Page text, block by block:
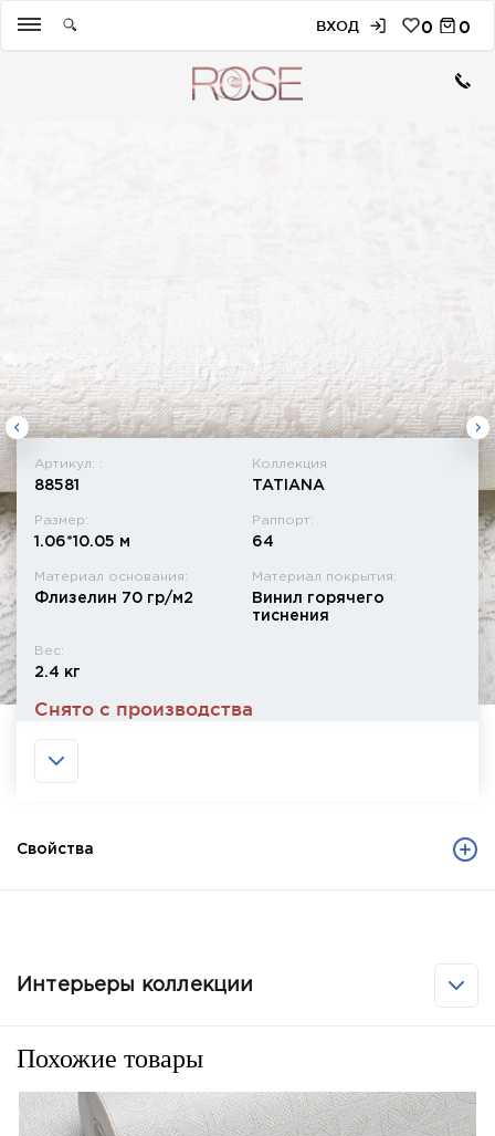
ВХОД 0 0
Артикул: :
88581
Коллекция
TATIANA
Размер:
1.06*10.05 м
Раппорт:
64
Материал основания:
Флизелин 70 гр/м2
Материал покрытия:
Винил горячего
тиснения
Вес:
2.4 кг
Снято с производства
Свойства
Интерьеры коллекции
Похожие товары